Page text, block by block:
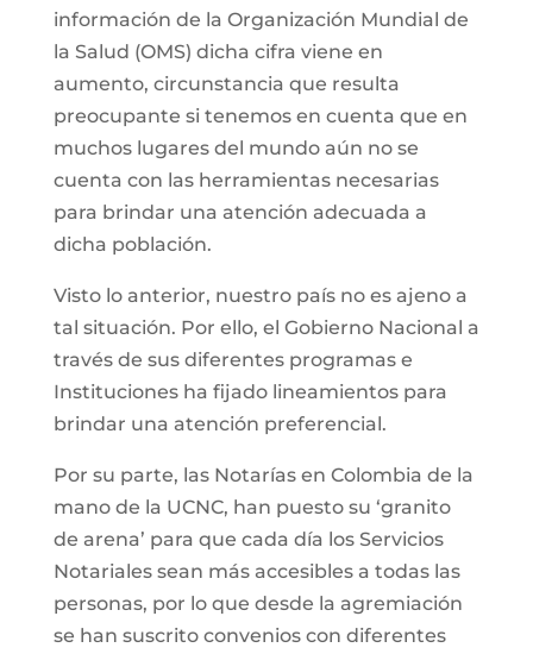
información de la Organización Mundial de
la Salud (OMS) dicha cifra viene en
aumento, circunstancia que resulta
preocupante si tenemos en cuenta que en
muchos lugares del mundo aún no se
cuenta con las herramientas necesarias
para brindar una atención adecuada a
dicha población.
Visto lo anterior, nuestro país no es ajeno a
tal situación. Por ello, el Gobierno Nacional a
través de sus diferentes programas e
Instituciones ha fijado lineamientos para
brindar una atención preferencial.
Por su parte, las Notarías en Colombia de la
mano de la UCNC, han puesto su ‘granito
de arena’ para que cada día los Servicios
Notariales sean más accesibles a todas las
personas, por lo que desde la agremiación
se han suscrito convenios con diferentes